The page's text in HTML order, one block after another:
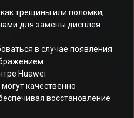
трещины или поломки,
для замены дисплея
в случае появления
Huawei
качественно
восстановление